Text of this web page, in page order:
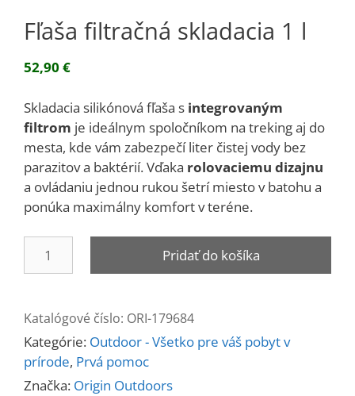
Fľaša filtračná skladacia 1 l
52,90 €
Skladacia silikónová fľaša s integrovaným
filtrom je ideálnym spoločníkom na treking aj do
mesta, kde vám zabezpečí liter čistej vody bez
parazitov a baktérií. Vďaka rolovaciemu dizajnu
a ovládaniu jednou rukou šetrí miesto v batohu a
ponúka maximálny komfort v teréne.
Fľaša
1
l
Pridať do košíka
Katalógové číslo: ORI-179684
Kategórie: Outdoor - Všetko pre váš pobyt v
prírode, Prvá pomoc
Značka: Origin Outdoors